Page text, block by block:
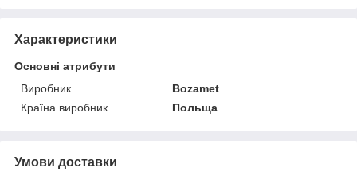
Характеристики
Основні атрибути
Виробник
Bozamet
Країна виробник
Польща
Умови доставки